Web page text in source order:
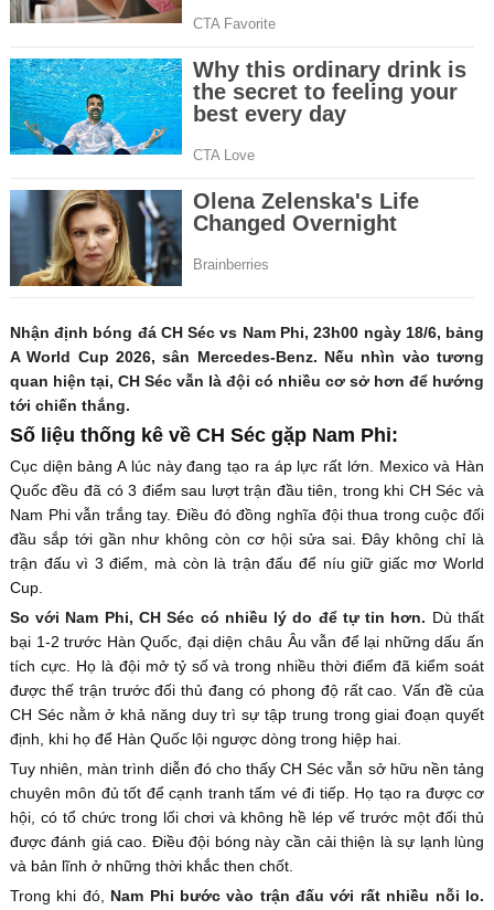
Nhận định bóng đá CH Séc vs Nam Phi, 23h00 ngày 18/6, bảng
A World Cup 2026, sân Mercedes-Benz. Nếu nhìn vào tương
quan hiện tại, CH Séc vẫn là đội có nhiều cơ sở hơn để hướng
tới chiến thắng.
Số liệu thống kê về CH Séc gặp Nam Phi:
Cục diện bảng A lúc này đang tạo ra áp lực rất lớn. Mexico và Hàn
Quốc đều đã có 3 điểm sau lượt trận đầu tiên, trong khi CH Séc và
Nam Phi vẫn trắng tay. Điều đó đồng nghĩa đội thua trong cuộc đối
đầu sắp tới gần như không còn cơ hội sửa sai. Đây không chỉ là
trận đấu vì 3 điểm, mà còn là trận đấu để níu giữ giấc mơ World
Cup.
So với Nam Phi, CH Séc có nhiều lý do để tự tin hơn. Dù thất
bại 1-2 trước Hàn Quốc, đại diện châu Âu vẫn để lại những dấu ấn
tích cực. Họ là đội mở tỷ số và trong nhiều thời điểm đã kiểm soát
được thế trận trước đối thủ đang có phong độ rất cao. Vấn đề của
CH Séc nằm ở khả năng duy trì sự tập trung trong giai đoạn quyết
định, khi họ để Hàn Quốc lội ngược dòng trong hiệp hai.
Tuy nhiên, màn trình diễn đó cho thấy CH Séc vẫn sở hữu nền tảng
chuyên môn đủ tốt để cạnh tranh tấm vé đi tiếp. Họ tạo ra được cơ
hội, có tổ chức trong lối chơi và không hề lép vế trước một đối thủ
được đánh giá cao. Điều đội bóng này cần cải thiện là sự lạnh lùng
và bản lĩnh ở những thời khắc then chốt.
Trong khi đó, Nam Phi bước vào trận đấu với rất nhiều nỗi lo.